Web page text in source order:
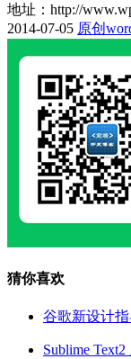
地址：http://
2014-07-05 原创
猜你喜欢
谷歌新设计指
Sublime